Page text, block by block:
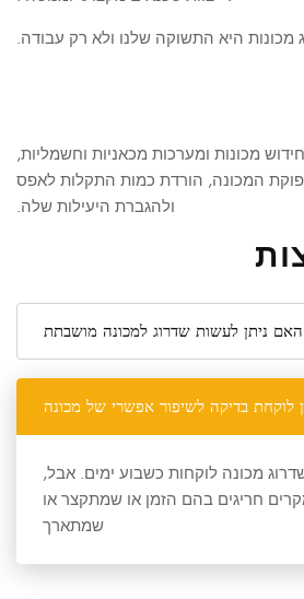
מכונות היא התשוקה שלנו ולא רק עבודה.
מכונות ומערכות מכאניות וחשמליות,
המכונה, הורדת כמות התקלות לאפס
ולהגברת היעילות שלה.
האם ניתן לעשות שדרוג למכונה מושבתת
לוקחת בדיקה לשיפור אפשרי של מכונה
מכונה לוקחות כשבוע ימים. אבל,
חריגים בהם הזמן או שמתקצר או
שמתארך